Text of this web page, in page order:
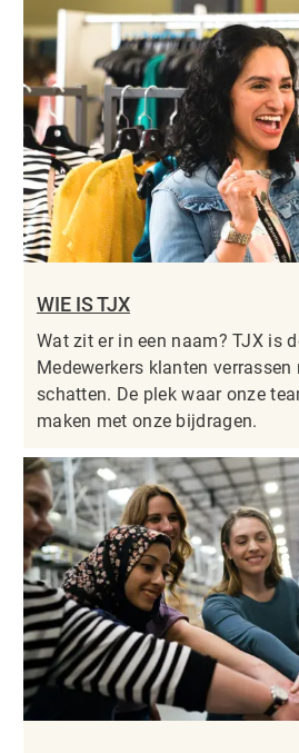
WIE IS TJX
Wat zit er in een naam? TJX is
Medewerkers klanten verrassen
schatten. De plek waar onze
maken met onze bijdragen.